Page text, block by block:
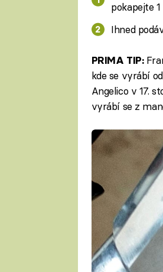
pokapejte
Ihned
PRIMA TIP:
kde se vyrábí
Angelico v 17.
vyrábí se z